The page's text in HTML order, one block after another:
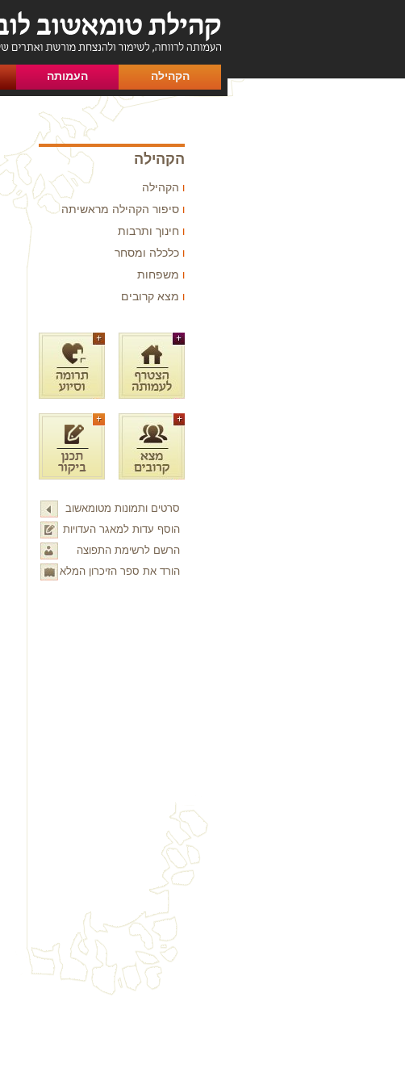
הקהילה העמותה
הקהילה
הקהילה
סיפור הקהילה מראשיתה
חינוך ותרבות
כלכלה ומסחר
משפחות
מצא קרובים
סרטים ותמונות מטומאשוב
הוסף עדות למאגר העדויות
הרשם לרשימת התפוצה
הורד את ספר הזיכרון המלא